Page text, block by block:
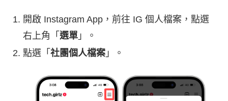
開啟 Instagram App，前往 IG 個人檔案，點選
右上角「 選單 」。
點選「 社團個人檔案 」。